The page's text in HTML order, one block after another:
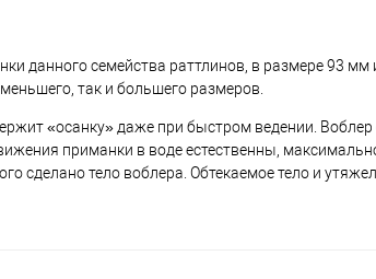
данного семейства раттлинов, в размере 93
так и большего размеров.
«осанку» даже при быстром ведении.
приманки в воде естественны,
сделано тело воблера. Обтекаемое тело и